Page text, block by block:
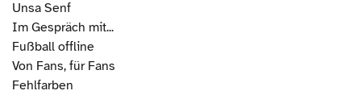
Unsa Senf
Im Gespräch mit...
Fußball offline
Von Fans, für Fans
Fehlfarben